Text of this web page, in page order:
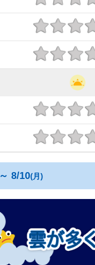
～ 8/10(月)